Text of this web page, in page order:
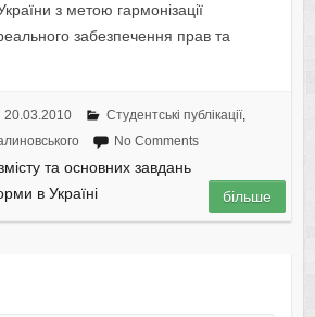
з метою гармонізації
забезпечення прав та
20.03.2010 Студентські публікації,
No Comments
та основних завдань
в Україні
більше